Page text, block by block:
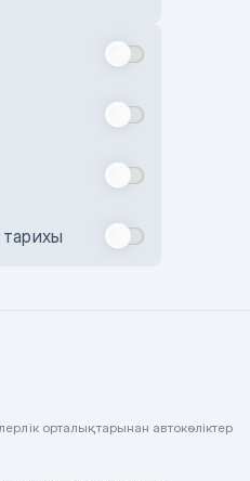
орталықтарынан автокөліктер